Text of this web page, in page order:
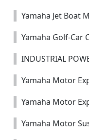
Yamaha Jet Boat
Yamaha Golf-Car
INDUSTRIAL
Yamaha Motor
Yamaha Motor
Yamaha Motor